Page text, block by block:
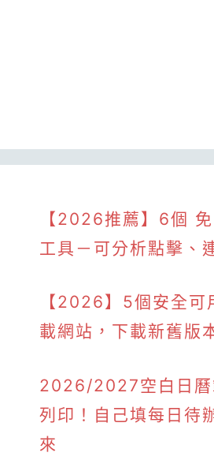
【2026推薦】6個
工具－可分析點擊、
【2026】5個安全可
載網站，下載新舊版
2026/2027空白日曆
列印！自己填每日待
來